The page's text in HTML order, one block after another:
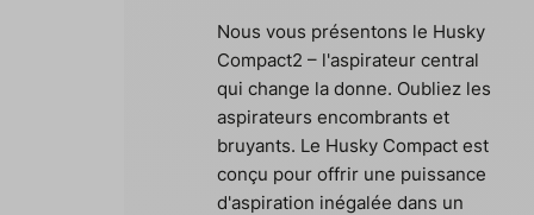
Nous vous présentons le Husky
Compact2 – l'aspirateur central
qui change la donne. Oubliez les
aspirateurs encombrants et
bruyants. Le Husky Compact est
conçu pour offrir une puissance
d'aspiration inégalée dans un